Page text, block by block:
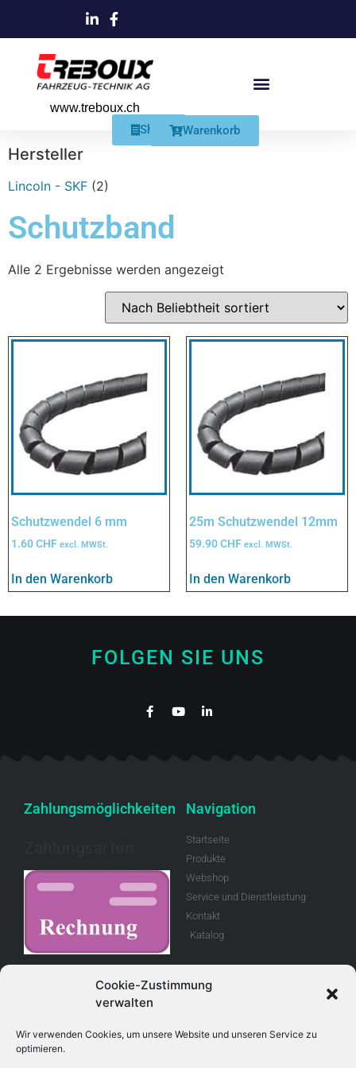
Cookie-Zustimmung
verwalten
Wir verwenden Cookies, um unsere Website und unseren Service zu
optimieren.
www.treboux.ch
Shop Warenkorb
Hersteller
Lincoln - SKF (2)
Schutzband
Alle 2 Ergebnisse werden angezeigt
Schutzwendel 6 mm
1.60CHF excl. MWSt.
In den Warenkorb
25m Schutzwendel 12mm
59.90CHF excl. MWSt.
In den Warenkorb
FOLGEN SIE UNS
Zahlungsmöglichkeiten
Geschäftsbedingungen
Retouren
Navigation
Startseite
Produkte
Webshop
Service und Dienstleistung
Kontakt
Katalog